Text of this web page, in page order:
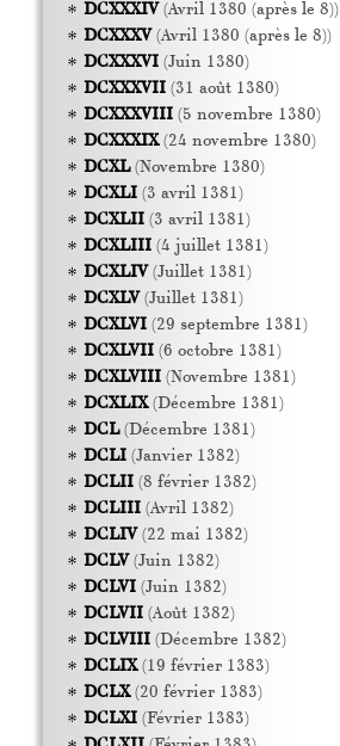
DCXXXIV(Avril 1380 (après le 8))
DCXXXV(Avril 1380 (après le 8))
DCXXXVI(Juin 1380)
DCXXXVII(31 août 1380)
DCXXXVIII(5 novembre 1380)
DCXXXIX(24 novembre 1380)
DCXL(Novembre 1380)
DCXLI(3 avril 1381)
DCXLII(3 avril 1381)
DCXLIII(4 juillet 1381)
DCXLIV(Juillet 1381)
DCXLV(Juillet 1381)
DCXLVI(29 septembre 1381)
DCXLVII(6 octobre 1381)
DCXLVIII(Novembre 1381)
DCXLIX(Décembre 1381)
DCL(Décembre 1381)
DCLI(Janvier 1382)
DCLII(8 février 1382)
DCLIII(Avril 1382)
DCLIV(22 mai 1382)
DCLV(Juin 1382)
DCLVI(Juin 1382)
DCLVII(Août 1382)
DCLVIII(Décembre 1382)
DCLIX(19 février 1383)
DCLX(20 février 1383)
DCLXI(Février 1383)